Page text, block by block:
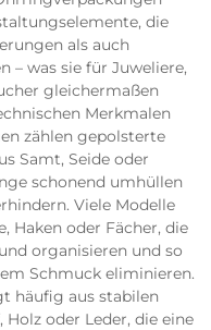
die
als auch
– was sie für Juweliere,
gleichermaßen
Merkmalen
zählen gepolsterte
Samt, Seide oder
schonend umhüllen
Viele Modelle
Haken oder Fächer, die
organisieren und so
Schmuck eliminieren.
häufig aus stabilen
oder Leder, die eine